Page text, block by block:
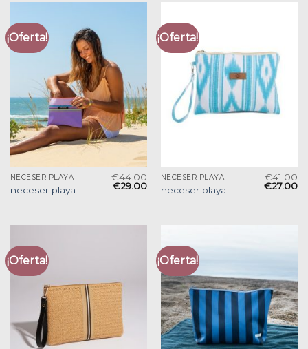
¡Oferta!
NECESER PLAYA
neceser playa
€44.00
€29.00
¡Oferta!
NECESER PLAYA
neceser playa
€41.00
€27.00
¡Oferta! ¡Oferta!